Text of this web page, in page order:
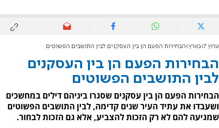
ערוץ 7 בארץ הבחירות הפעם הן בין העסקנים לבין התושבים הפשוטים
הבחירות הפעם הן בין העסקנים
לבין התושבים הפשוטים
הבחירות הפעם הן בין עסקנים שסגרו ביניהם דילים במחשכים
ושִעבדו את עתיד העיר שנים קדימה, לבין התושבים הפשוטים
שמגיעה להם לא רק הזכות להצביע, אלא גם הזכות לבחור.